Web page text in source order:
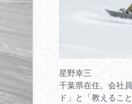
星野幸三
千葉県在住。会社
ド」と「教えるこ